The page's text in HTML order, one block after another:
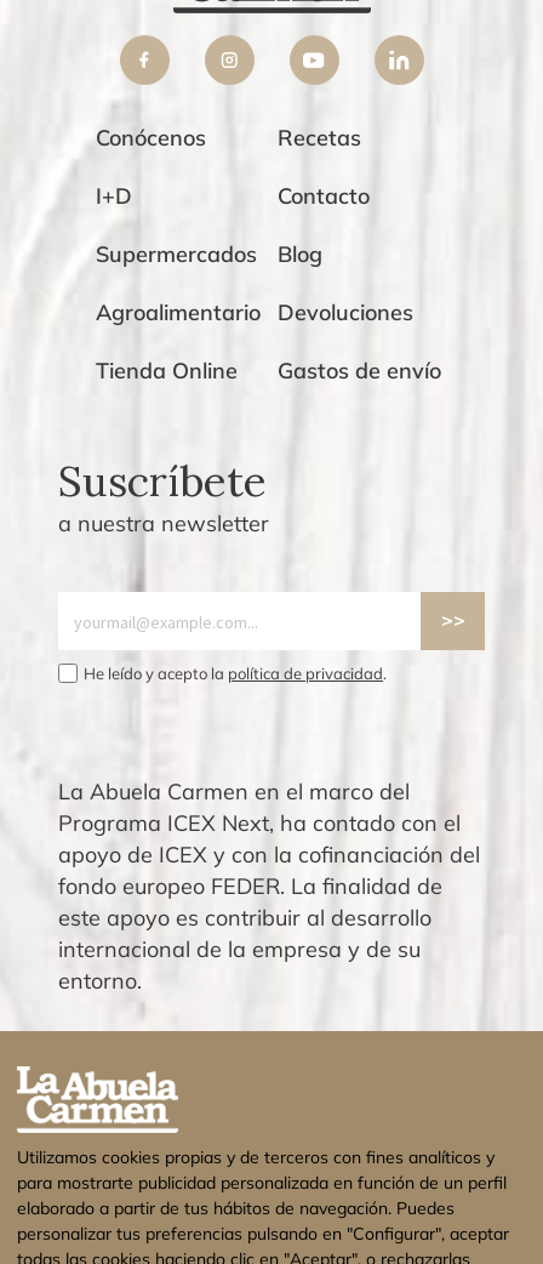
Conócenos
I+D
Supermercados
Agroalimentario
Tienda Online
Recetas
Contacto
Blog
Devoluciones
Gastos de envío
Suscríbete
a nuestra newsletter
He leído y acepto la política de privacidad.
La Abuela Carmen en el marco del
Programa ICEX Next, ha contado con el
apoyo de ICEX y con la cofinanciación del
fondo europeo FEDER. La finalidad de
este apoyo es contribuir al desarrollo
internacional de la empresa y de su
entorno.
Utilizamos cookies propias y de terceros con fines analíticos y
para mostrarte publicidad personalizada en función de un perfil
elaborado a partir de tus hábitos de navegación. Puedes
personalizar tus preferencias pulsando en "Configurar", aceptar
todas las cookies haciendo clic en "Aceptar", o rechazarlas